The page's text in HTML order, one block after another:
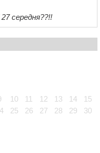
середня??!!
10 11 12 13 14
15
25 26 27 28 29
30